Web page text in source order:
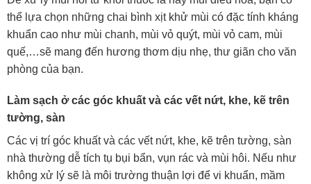
thể lựa chọn những chai bình xịt khử mùi có đặc tính kháng
khuẩn cao như mùi chanh, mùi vỏ quýt, mùi vỏ cam, mùi
quế,…sẽ mang đến hương thơm dịu nhẹ, thư giãn cho văn
phòng của bạn.
Làm sạch ở các góc khuất và các vết nứt, khe, kẽ trên
tường, sàn
Các vị trí góc khuất và các vết nứt, khe, kẽ trên tường, sàn
nhà thường dễ tích tụ bụi bẩn, vụn rác và mùi hôi. Nếu như
không xử lý sẽ là môi trường thuận lợi để vi khuẩn, mầm